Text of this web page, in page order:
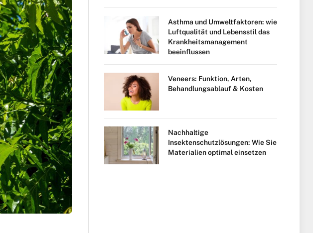
Asthma und Umweltfaktoren: wie
Luftqualität und Lebensstil das
Krankheitsmanagement
beeinflussen
Veneers: Funktion, Arten,
Behandlungsablauf & Kosten
Nachhaltige
Insektenschutzlösungen: Wie Sie
Materialien optimal einsetzen